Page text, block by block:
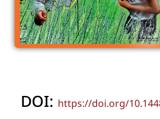
DOI: https://doi.org/